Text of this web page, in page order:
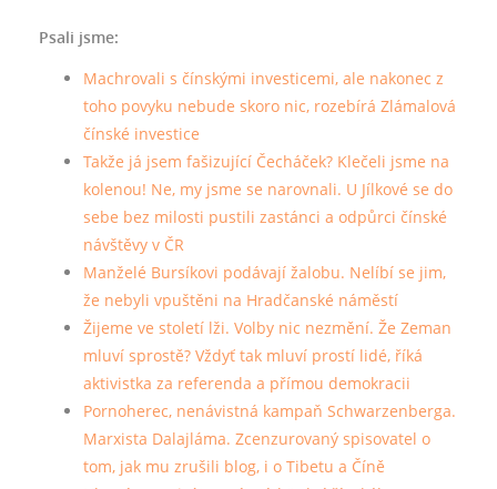
Psali jsme:
Machrovali s čínskými investicemi, ale nakonec z
toho povyku nebude skoro nic, rozebírá Zlámalová
čínské investice
Takže já jsem fašizující Čecháček? Klečeli jsme na
kolenou! Ne, my jsme se narovnali. U Jílkové se do
sebe bez milosti pustili zastánci a odpůrci čínské
návštěvy v ČR
Manželé Bursíkovi podávají žalobu. Nelíbí se jim,
že nebyli vpuštěni na Hradčanské náměstí
Žijeme ve století lži. Volby nic nezmění. Že Zeman
mluví sprostě? Vždyť tak mluví prostí lidé, říká
aktivistka za referenda a přímou demokracii
Pornoherec, nenávistná kampaň Schwarzenberga.
Marxista Dalajláma. Zcenzurovaný spisovatel o
tom, jak mu zrušili blog, i o Tibetu a Číně